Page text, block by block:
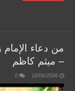
من دعاء الإمام
– ميثم كاظم
18/06/2006
0